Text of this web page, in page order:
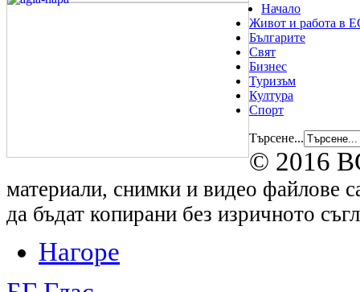
Начало
Живот и работа в
Българите
Свят
Бизнес
Туризъм
Култура
Спорт
Търсене...
© 2016
материали, снимки и видео файлове
да бъдат копирани без изричното
Нагоре